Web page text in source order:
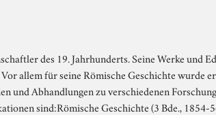
des 19. Jahrhunderts. Seine Werke und
allem für seine Römische Geschichte wurde
und Abhandlungen zu verschiedenen
sind:Römische Geschichte (3 Bde., 1854-